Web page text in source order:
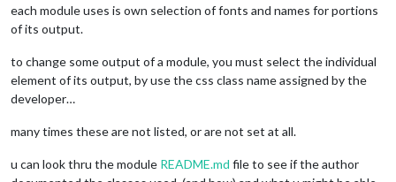
each module uses is own selection of fonts and names for portions
of its output.
to change some output of a module, you must select the individual
element of its output, by use the css class name assigned by the
developer…
many times these are not listed, or are not set at all.
u can look thru the module README.md file to see if the author